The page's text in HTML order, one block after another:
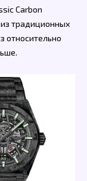
Carbon
традиционных
относительно